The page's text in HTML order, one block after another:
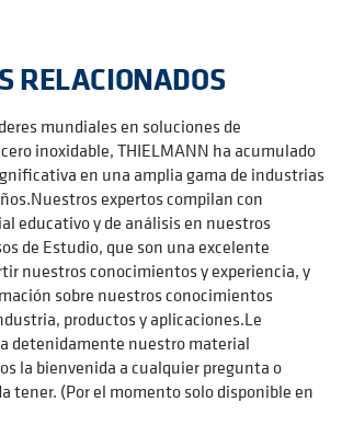
RELACIONADOS
mundiales en soluciones de
inoxidable, THIELMANN ha acumulado
en una amplia gama de industrias
expertos compilan con
educativo y de análisis en nuestros
de Estudio, que son una excelente
nuestros conocimientos y experiencia, y
sobre nuestros conocimientos
productos y aplicaciones.Le
detenidamente nuestro material
la bienvenida a cualquier pregunta o
tener. (Por el momento solo disponible en